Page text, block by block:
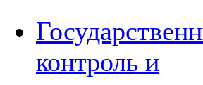
контроль и